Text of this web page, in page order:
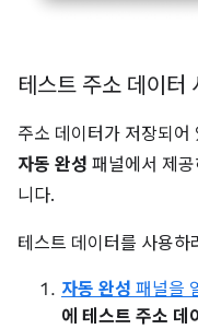
테스트 주소 데이터
주소 데이터가 저장되어
자동 완성 패널에서 제
니다.
테스트 데이터를 사용하
자동 완성 패널을
에 테스트 주소 데